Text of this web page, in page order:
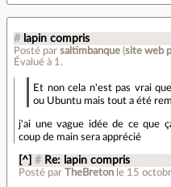
# lapin compris
Posté par saltimbanque (site web
Évalué à 1 .
Et non cela n'est pas vrai
ou Ubuntu mais tout a été
j'ai une vague idée de ce que
coup de main sera apprécié
[^] # Re: lapin compris
Posté parTheBreton le 15